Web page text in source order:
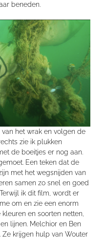
beneden.
het wrak en volgen de
zie ik plukken
de boeitjes er nog aan.
Een teken dat de
met het wegsnijden van
samen zo snel en goed
ik dit film, wordt er
om en zie een enorm
en soorten netten,
lijnen. Melchior en Ben
krijgen hulp van Wouter